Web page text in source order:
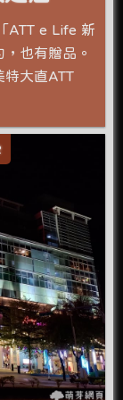
ATT e Life 新
也有贈品。
特大直ATT